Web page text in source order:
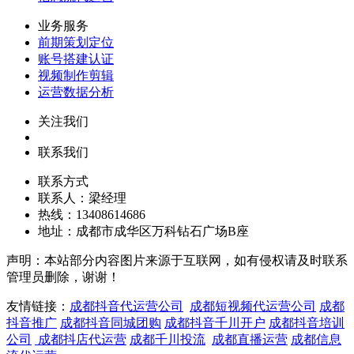
业务服务
前期策划定位
账号搭建认证
视频制作剪辑
运营数据分析
关注我们
联系我们
联系方式
联系人：梁经理
热线：13408614686
地址：成都市成华区万科钻石广场B座
声明：本站部分内容图片来源于互联网，如有侵权请及时联系
管理员删除，谢谢！
友情链接： 成都抖音代运营公司 成都短视频代运营公司 成都
抖音推广 成都抖音同城团购 成都抖音千川开户 成都抖音培训
公司
成都抖店代运营 成都千川投流 成都直播运营 成都信息